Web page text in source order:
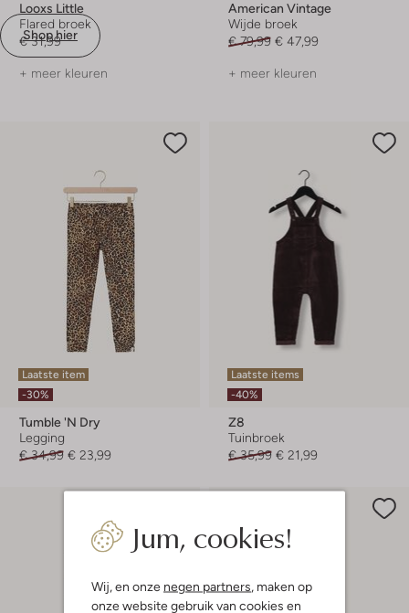
Jum, cookies!
Wij, en onze negen partners , maken op
onze website gebruik van cookies en
Shop hier
Looxs Little
Flared broek
€ 31,99
+ meer kleuren
American Vintage
Wijde broek
€ 79,99 € 47,99
+ meer kleuren
Laatste item
-30%
Tumble 'n Dry
Legging
€ 34,99 € 23,99
Laatste items
-40%
Z8
Tuinbroek
€ 35,99 € 21,99